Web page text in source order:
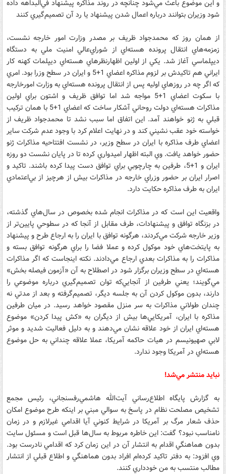
و اين موضوع باعث مي‌شود چنانچه در روند مذاكره پيشنهاد في‌البداهه داده
شود وزيران بتوانند درباره اعمال شدن پيشنهاد يا رد آن تصميم‌گيري كنند
از همان روز كه محمدجواد ظريف بر مصدر وزارت امور خارجه نشست،
زمزمه‌هاي انتقال پرونده هسته‌اي از شوراي‌عالي امنيت ملي به دستگاه
ديپلماسي آغاز شد. يكي از اولين اظهارنظرهاي هسته‌اي ديپلمات كهنه كار
ايراني هم تاكيدش بر لزوم مذاكره اعضاي 1+5 و ايران در سطح وزرا بود. امري
كه اگر چه در روزهاي اوليه پس از انتقال پرونده هسته‌اي به وزارت امورخارجه
با سكوت اعضاي 1+5 مواجه شد اما توافق ظريف و اشتون براي اولين
مذاكرات هسته‌اي دولت روحاني آشكار ساخت كه اعضاي 1+5 با همان تركيب
قبلي به ژنو خواهند آمد. اين اتفاق اما سبب نشد تا محمدجواد ظريف از
خواسته خود عقب نشيني كند و در نهايت اعلام كرد با وجود عدم شركت ساير
اعضاي طرف مذاكره با ايران در سطح وزير، در نشست افتتاحيه مذاكرات ژنو
حضور خواهد يافت. وي البته اظهار اميدواري كرده تا در پايان نشست دو روزه
ايران و 1+5، طرفين به چارچوبي براي توافق دست پيدا كرده باشند. تاكيد و
اصرار ايران بر حضور وزراي خارجه در مذاكرات بيش از هرچيز از بي‌اعتمادي
ايران به طرف مذاكره حكايت دارد.
واقعيت اين است كه در مذاكرات انجام شده بخصوص در سال‌هاي گذشته،
در بزنگاه توافق و پيشنهادات، طرف مقابل از آنجا كه در سطوحي پايين‌تر از
وزير خارجه شركت مي‌كردند، هرگونه توافق با ايران را به ارجاع طرح و پيشنهاد
به پايتخت‌هاي خود موكول كرده و عملا فضا را براي هرگونه توافق بسته و
مذاكرات را به مذاكرات بعدي ارجاع مي‌دادند. نكته اينجاست كه اگر مذاكرات
هسته‌اي در سطح وزيران برگزار شود در اصطلاح به آن «آزمون فيصله بخش»
مي‌گويند؛ يعني طرفين از آنجايي‌كه توان تصميم‌گيري درباره موضوعي را
دارند، بدون موكول كردن آن به جلسه ديگر، تصميم‌گرفته و بعد از مدتي نه
چندان طولاني مذاكرات به سر منزل مقصود خواهد رسيد. در ميان طرفين
مذاكره با ايران، آمريكايي‌ها بيش از ديگران به «كش پيدا كردن» موضوع
هسته‌اي ايران از خود علاقه نشان مي‌دهند و به دليل فعاليت شديد و موثر
لابي صهيونيسم در هيات حاكمه آمريكا، عملا علاقه چنداني به حل موضوع
هسته‌اي در آمريكا وجود ندارد.
نبايد منتشر مي‌شد!
به گزارش پايگاه اطلاع‌رساني آيت‌الله هاشمي‌رفسنجاني، رئيس مجمع
تشخيص مصلحت نظام در پاسخ به سوالي مبني بر اينكه طرح موضوع امكان
حذف شعار مرگ بر آمريكا در شرايط كنوني آيا اقدامي غيرلازم و در زمان
نامناسب نبود؟ گفت: اين خاطره مربوط به سال‌ها قبل است و مسئول سايت
بدون هماهنگي اقدام به انتشار آن در اين زمان كرد كه اقدامي نادرست بود.
وي افزود: به دفتر تاكيد كرده‌ام افراد بدون هماهنگي و اطلاع قبلي از انتشار
مطالب منتسب به من خودداري كنند.